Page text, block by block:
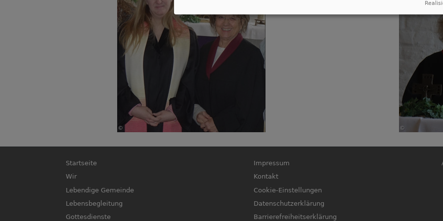
Hauptnavigation
Startseite
Wir
Lebendige Gemeinde
Lebensbegleitung
Gottesdienste
Fußbereichsmenü
Impressum
Kontakt
Cookie-Einstellungen
Datenschutzerklärung
Barrierefreiheitserklärung